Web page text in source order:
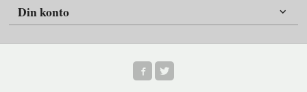
Din konto